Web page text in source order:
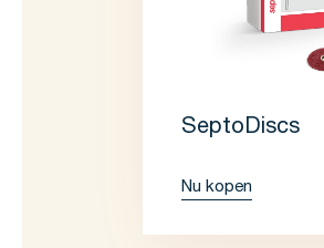
SeptoDiscs
Nu kopen